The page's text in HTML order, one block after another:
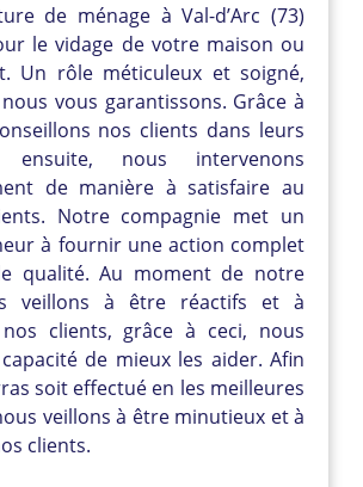
de ménage à Val-d’Arc (73)
le vidage de votre maison ou
Un rôle méticuleux et soigné,
nous vous garantissons. Grâce à
nos clients dans leurs
ensuite, nous intervenons
de manière à satisfaire au
Notre compagnie met un
à fournir une action complet
qualité. Au moment de notre
veillons à être réactifs et à
nos clients, grâce à ceci, nous
de mieux les aider. Afin
soit effectué en les meilleures
veillons à être minutieux et à
clients.